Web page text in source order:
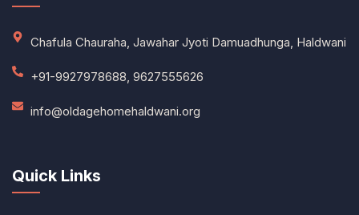
Chafula Chauraha, Jawahar Jyoti Damuadhunga, Haldwani
+91-9927978688, 9627555626
info@oldagehomehaldwani.org
Quick Links